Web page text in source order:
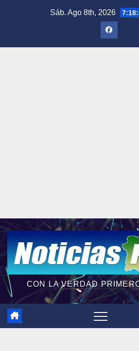
Sáb. Ago 8th, 2026
CON LA VERDAD